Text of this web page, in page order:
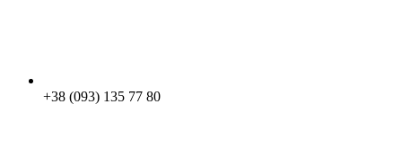
+38 (093) 135 77 80